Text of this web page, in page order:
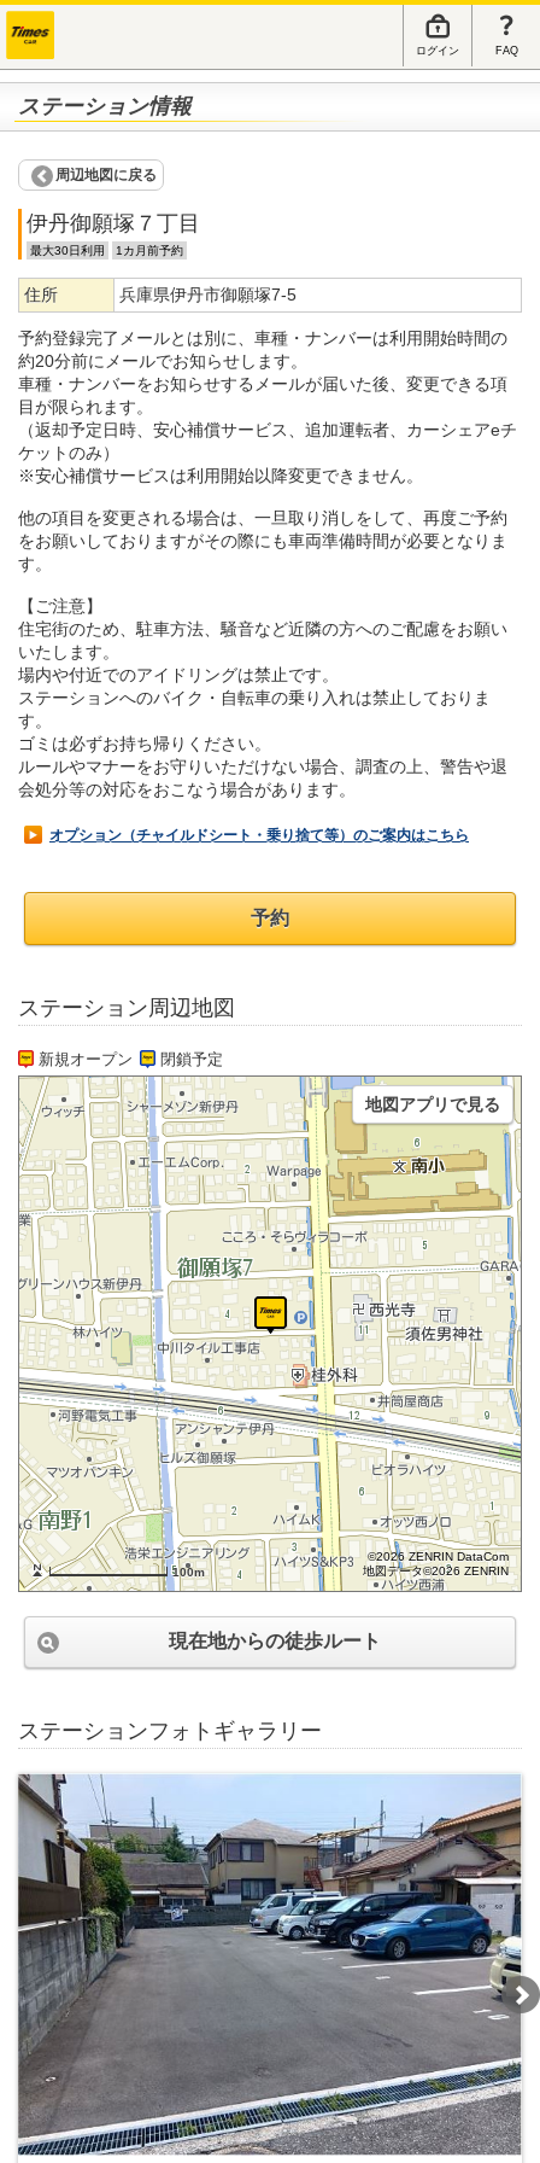
ログイン FAQ
ステーション情報
周辺地図に戻る
伊丹御願塚７丁目
最大30日利用 1カ月前予約
住所 兵庫県伊丹市御願塚7-5
予約登録完了メールとは別に、車種・ナンバーは利用開始時間の
約20分前にメールでお知らせします。
車種・ナンバーをお知らせするメールが届いた後、変更できる項
目が限られます。
（返却予定日時、安心補償サービス、追加運転者、カーシェアeチ
ケットのみ）
※安心補償サービスは利用開始以降変更できません。
他の項目を変更される場合は、一旦取り消しをして、再度ご予約
をお願いしておりますがその際にも車両準備時間が必要となりま
す。
【ご注意】
住宅街のため、駐車方法、騒音など近隣の方へのご配慮をお願い
いたします。
場内や付近でのアイドリングは禁止です。
ステーションへのバイク・自転車の乗り入れは禁止しておりま
す。
ゴミは必ずお持ち帰りください。
ルールやマナーをお守りいただけない場合、調査の上、警告や退
会処分等の対応をおこなう場合があります。
オプション（チャイルドシート・乗り捨て等）のご案内はこちら
予約
ステーション周辺地図
新規オープン 閉鎖予定
100m
©2026 ZENRIN DataCom
地図データ©2026 ZENRIN
地図アプリで見る
現在地からの徒歩ルート
ステーションフォトギャラリー